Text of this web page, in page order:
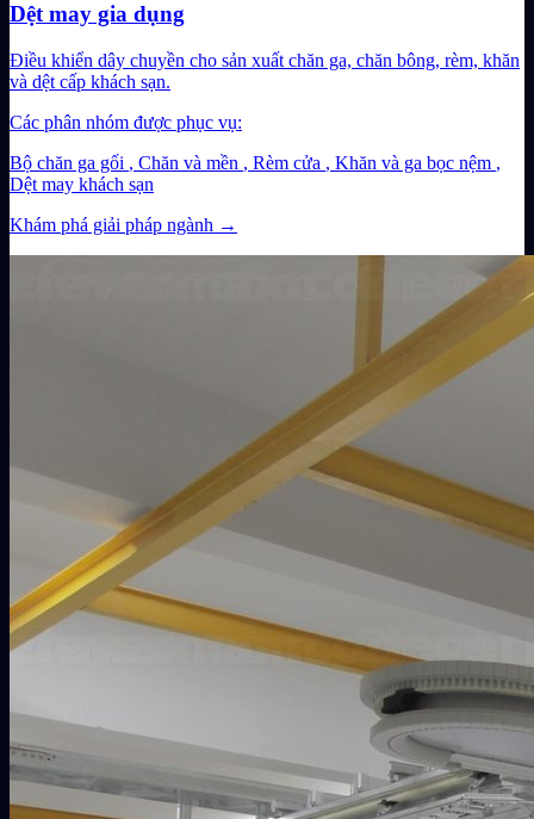
Dệt may gia dụng
Điều khiển dây chuyền cho sản xuất chăn ga, chăn bông, rèm, khăn
và dệt cấp khách sạn.
Các phân nhóm được phục vụ:
Bộ chăn ga gối , Chăn và mền , Rèm cửa , Khăn và ga bọc nệm ,
Dệt may khách sạn
Khám phá giải pháp ngành →